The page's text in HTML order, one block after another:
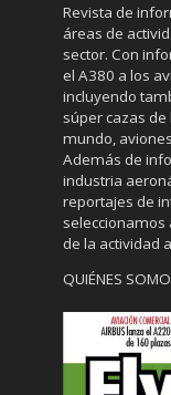
Revista de
áreas de
sector. Con
el A380 a los
incluyendo
súper cazas
mundo,
Además de
industria
reportajes de
de la actividad
QUIÉNES